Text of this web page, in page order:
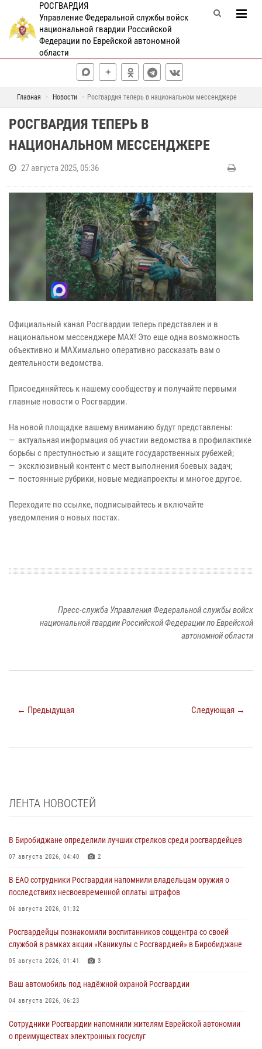
РОСГВАРДИЯ
Управление Федеральной службы войск
национальной гвардии Российской
Федерации по Еврейской автономной
области
Главная Новости Росгвардия теперь в национальном мессенджере
РОСГВАРДИЯ ТЕПЕРЬ В
НАЦИОНАЛЬНОМ МЕССЕНДЖЕРЕ
27 августа 2025, 05:36
Официальный канал Росгвардии теперь представлен и в
национальном мессенджере MAX! Это еще одна возможность
объективно и MAXимально оперативно рассказать вам о
деятельности ведомства.
Присоединяйтесь к нашему сообществу и получайте первыми
главные новости о Росгвардии.
На новой площадке вашему вниманию будут представлены:
— актуальная информация об участии ведомства в профилактике
борьбы с преступностью и защите государственных рубежей;
— эксклюзивный контент с мест выполнения боевых задач;
— постоянные рубрики, новые медиапроекты и многое другое.
Переходите по ссылке, подписывайтесь и включайте
уведомления о новых постах.
Пресс-служба Управления Федеральной службы войск
национальной гвардии Российской Федерации по Еврейской
автономной области
← Предыдущая Следующая →
ЛЕНТА НОВОСТЕЙ
В Биробиджане определили лучших стрелков среди росгвардейцев
07 августа 2026, 04:40 2
В ЕАО сотрудники Росгвардии напомнили владельцам оружия о
последствиях несвоевременной оплаты штрафов
06 августа 2026, 01:32
Росгвардейцы познакомили воспитанников соццентра со своей
службой в рамках акции «Каникулы с Росгвардией» в Биробиджане
05 августа 2026, 01:41 3
Ваш автомобиль под надёжной охраной Росгвардии
04 августа 2026, 06:23
Сотрудники Росгвардии напомнили жителям Еврейской автономии
о преимуществах электронных госуслуг